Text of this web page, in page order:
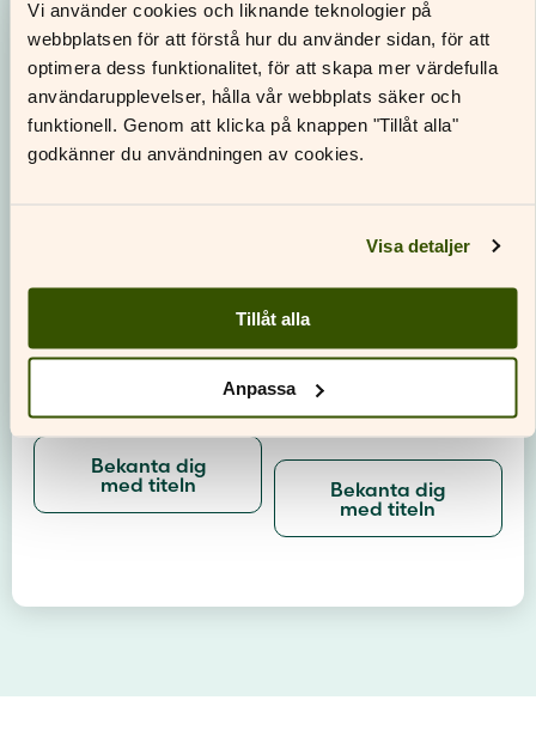
Vi använder cookies och liknande teknologier på
webbplatsen för att förstå hur du använder sidan, för att
optimera dess funktionalitet, för att skapa mer värdefulla
användarupplevelser, hålla vår webbplats säker och
funktionell. Genom att klicka på knappen "Tillåt alla"
godkänner du användningen av cookies.
Visa detaljer
Tillåt alla
Anpassa
Digitalt lärarmaterial
Bekanta dig
med titeln
Text- och
aktivitetsbok
Bekanta dig
med titeln